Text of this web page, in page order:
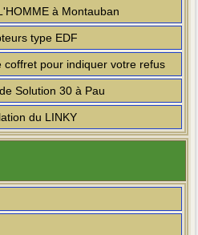
à Montauban
type EDF
coffret pour indiquer votre refus
Solution 30 à Pau
du LINKY